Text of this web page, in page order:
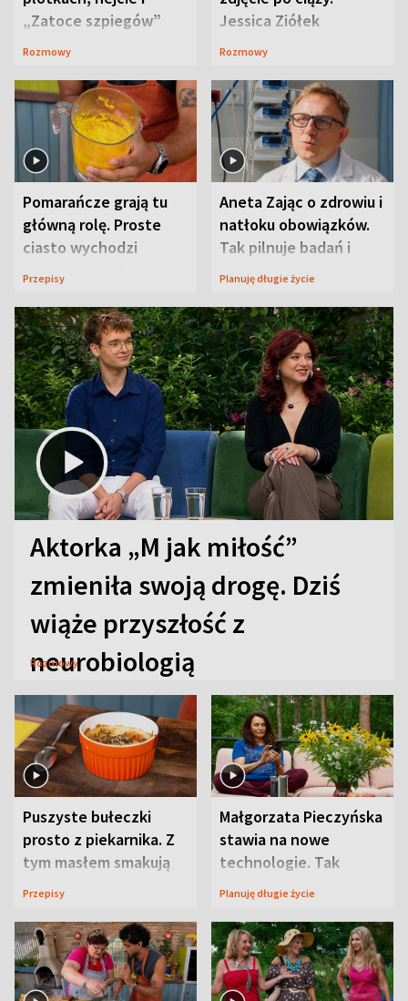
„Zatoce szpiegów”
Rozmowy
Jessica Ziółek
wywołała lawinę
Rozmowy
Pomarańcze grają tu
główną rolę. Proste
ciasto wychodzi
wyjątkowo wilgotne
Przepisy
Aneta Zając o zdrowiu i
natłoku obowiązków.
Tak pilnuje badań i
wizyt
Planuję długie życie
Aktorka „M jak miłość”
zmieniła swoją drogę. Dziś
wiąże przyszłość z
neurobiologią
Rozmowy
Puszyste bułeczki
prosto z piekarnika. Z
tym masłem smakują
jeszcze lepiej
Przepisy
Małgorzata Pieczyńska
stawia na nowe
technologie. Tak
organizuje sprawy
Planuję długie życie